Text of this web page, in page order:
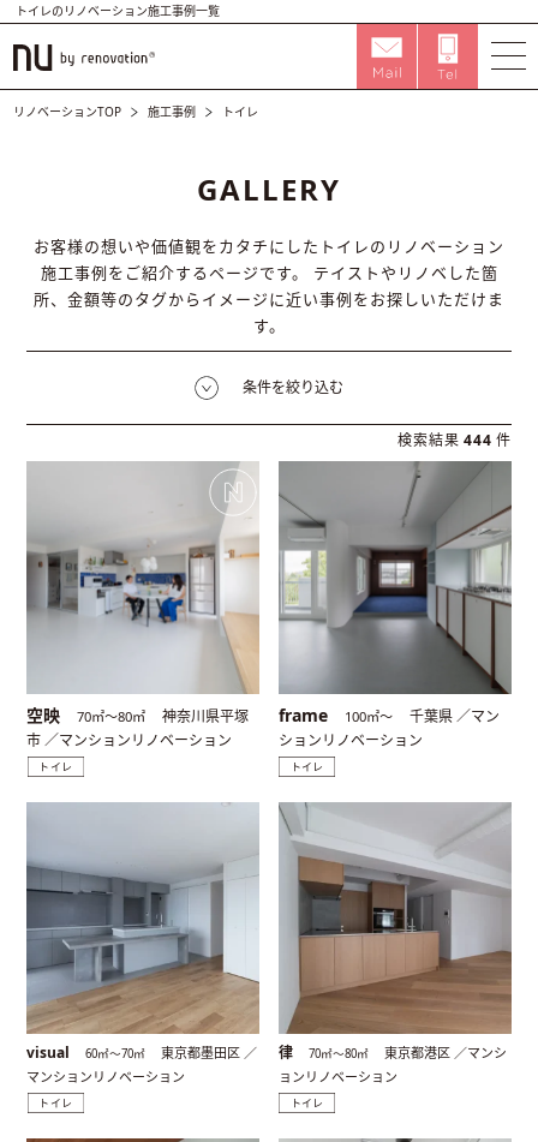
トイレのリノベーション施工事例一覧
リノベーションTOP 施工事例 トイレ
GALLERY
お客様の想いや価値観をカタチにしたトイレのリノベーション
施工事例をご紹介するページです。
テイストやリノベした箇
所、金額等のタグからイメージに近い事例をお探しいただけま
す。
条件を絞り込む
検索結果 444 件
空映 70㎡〜80㎡
神奈川県平塚
市 ／マンションリノベーション
トイレ
frame 100㎡〜
千葉県 ／マン
ションリノベーション
トイレ
visual 60㎡〜70㎡
東京都墨田区 ／
マンションリノベーション
トイレ
律 70㎡〜80㎡
東京都港区 ／マンシ
ョンリノベーション
トイレ